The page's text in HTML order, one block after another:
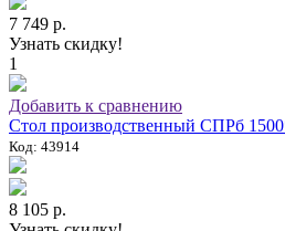
7 749 р.
Узнать скидку!
1
Добавить к сравнению
Стол производственный СПРб
Код: 43914
8 105 р.